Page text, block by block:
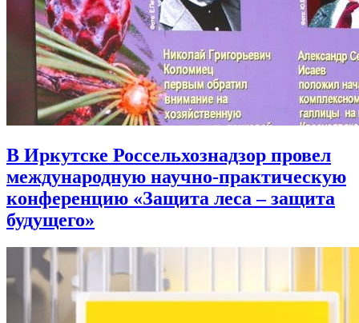
В Иркутске Россельхознадзор провел
международную научно-практическую
конференцию «Защита леса – защита
будущего»